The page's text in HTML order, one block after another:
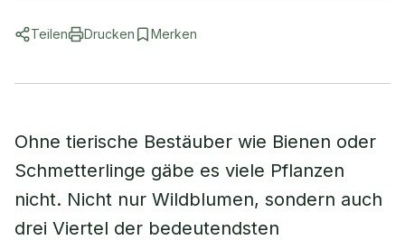
Teilen Drucken Merken
Ohne tierische Bestäuber wie Bienen oder
Schmetterlinge gäbe es viele Pflanzen
nicht. Nicht nur Wildblumen, sondern auch
drei Viertel der bedeutendsten